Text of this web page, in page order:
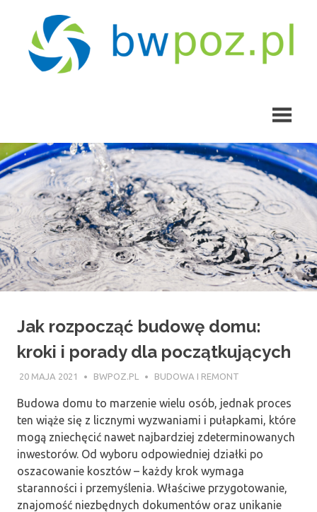
content
Jak rozpocząć budowę domu:
kroki i porady dla początkujących
20 MAJA 2021 BWPOZ.PL BUDOWA I REMONT
Budowa domu to marzenie wielu osób, jednak proces
ten wiąże się z licznymi wyzwaniami i pułapkami, które
mogą zniechęcić nawet najbardziej zdeterminowanych
inwestorów. Od wyboru odpowiedniej działki po
oszacowanie kosztów – każdy krok wymaga
staranności i przemyślenia. Właściwe przygotowanie,
znajomość niezbędnych dokumentów oraz unikanie